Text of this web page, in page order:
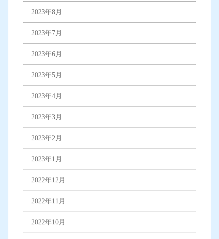
2023年8月
2023年7月
2023年6月
2023年5月
2023年4月
2023年3月
2023年2月
2023年1月
2022年12月
2022年11月
2022年10月